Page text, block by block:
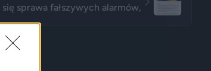
się sprawa fałszywych alarmów,